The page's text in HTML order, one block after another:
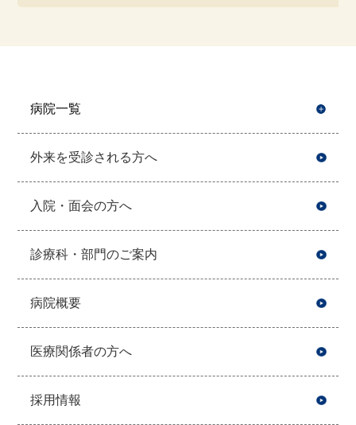
病院一覧
外来を受診される方へ
入院・面会の方へ
診療科・部門のご案内
病院概要
医療関係者の方へ
採用情報